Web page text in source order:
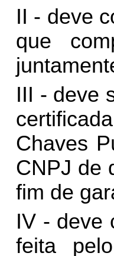
II - deve
que
III - deve
Chaves
CNPJ de
fim de
IV - deve
feita